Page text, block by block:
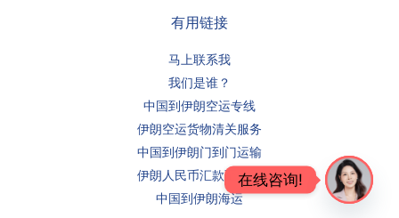
有用链接
马上联系我
我们是谁？
中国到伊朗空运专线
伊朗空运货物清关服务
中国到伊朗门到门运输
伊朗人民币汇款至中国
中国到伊朗海运
在线咨询!